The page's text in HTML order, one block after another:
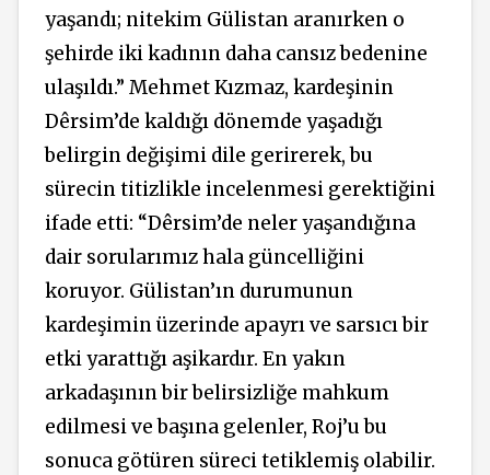
yaşandı; nitekim Gülistan aranırken o
şehirde iki kadının daha cansız bedenine
ulaşıldı.” Mehmet Kızmaz, kardeşinin
Dêrsim’de kaldığı dönemde yaşadığı
belirgin değişimi dile gerirerek, bu
sürecin titizlikle incelenmesi gerektiğini
ifade etti: “Dêrsim’de neler yaşandığına
dair sorularımız hala güncelliğini
koruyor. Gülistan’ın durumunun
kardeşimin üzerinde apayrı ve sarsıcı bir
etki yarattığı aşikardır. En yakın
arkadaşının bir belirsizliğe mahkum
edilmesi ve başına gelenler, Roj’u bu
sonuca götüren süreci tetiklemiş olabilir.